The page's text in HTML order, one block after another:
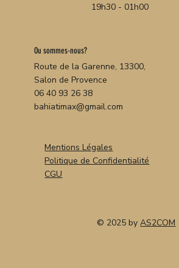
19h30 - 01h00
Ou sommes-nous?
Route de la Garenne, 13300,
Salon de Provence
06 40 93 26 38
bahiatimax@gmail.com
Mentions Légales
Politique de Confidentialité
CGU
© 2025 byAS2COM